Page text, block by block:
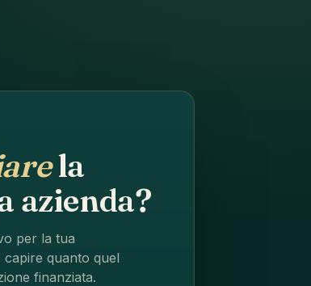
la
azienda?
per la tua
capire quanto quel
finanziata.